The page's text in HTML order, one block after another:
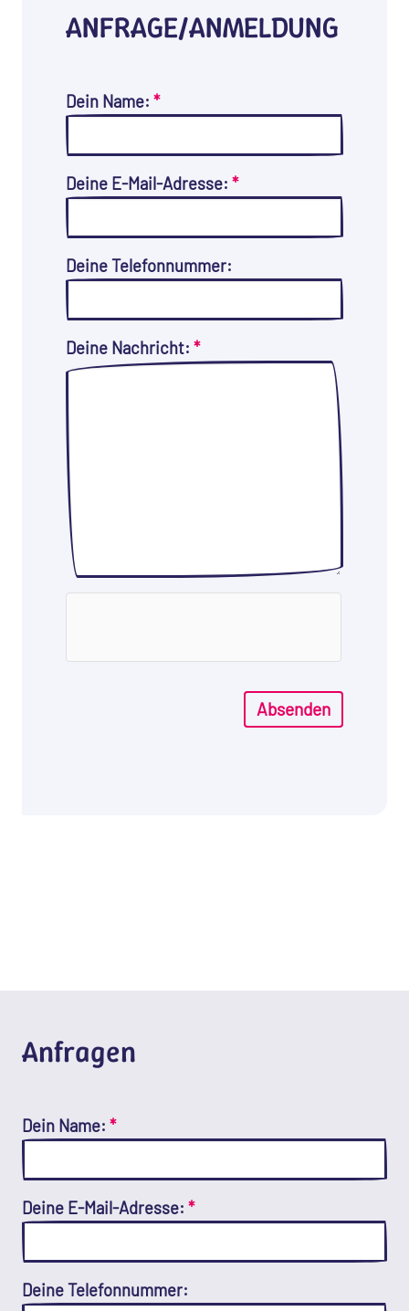
ANFRAGE/ANMELDUNG
Dein Name: *
Deine E-Mail-Adresse: *
Deine Telefonnummer:
Deine Nachricht: *
Absenden
Anfragen
Dein Name: *
Deine E-Mail-Adresse: *
Deine Telefonnummer: